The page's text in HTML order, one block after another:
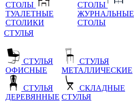
СТОЛЫ
ТУАЛЕТНЫЕ
СТОЛИКИ
СТОЛЫ
ЖУРНАЛЬНЫЕ
СТОЛЫ
СТУЛЬЯ
СТУЛЬЯ
ОФИСНЫЕ
СТУЛЬЯ
ДЕРЕВЯННЫЕ
СТУЛЬЯ
МЕТАЛЛИЧЕСКИЕ
СКЛАДНЫЕ
СТУЛЬЯ